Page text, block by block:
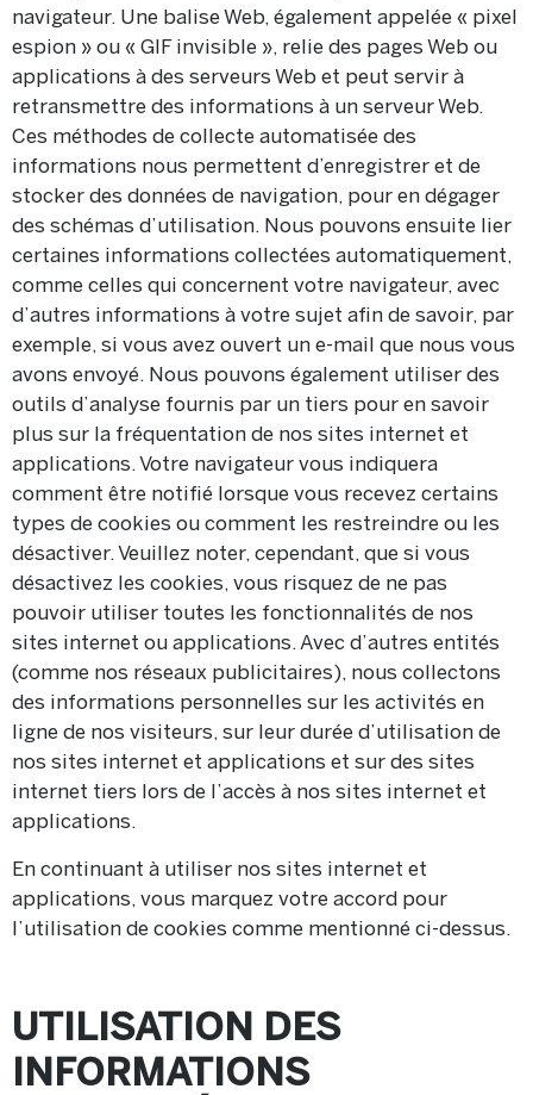
navigateur. Une balise Web, également appelée « pixel
espion » ou « GIF invisible », relie des pages Web ou
applications à des serveurs Web et peut servir à
retransmettre des informations à un serveur Web.
Ces méthodes de collecte automatisée des
informations nous permettent d’enregistrer et de
stocker des données de navigation, pour en dégager
des schémas d’utilisation. Nous pouvons ensuite lier
certaines informations collectées automatiquement,
comme celles qui concernent votre navigateur, avec
d’autres informations à votre sujet afin de savoir, par
exemple, si vous avez ouvert un e-mail que nous vous
avons envoyé. Nous pouvons également utiliser des
outils d’analyse fournis par un tiers pour en savoir
plus sur la fréquentation de nos sites internet et
applications. Votre navigateur vous indiquera
comment être notifié lorsque vous recevez certains
types de cookies ou comment les restreindre ou les
désactiver. Veuillez noter, cependant, que si vous
désactivez les cookies, vous risquez de ne pas
pouvoir utiliser toutes les fonctionnalités de nos
sites internet ou applications. Avec d’autres entités
(comme nos réseaux publicitaires), nous collectons
des informations personnelles sur les activités en
ligne de nos visiteurs, sur leur durée d’utilisation de
nos sites internet et applications et sur des sites
internet tiers lors de l’accès à nos sites internet et
applications.
En continuant à utiliser nos sites internet et
applications, vous marquez votre accord pour
l’utilisation de cookies comme mentionné ci-dessus.
UTILISATION DES
INFORMATIONS